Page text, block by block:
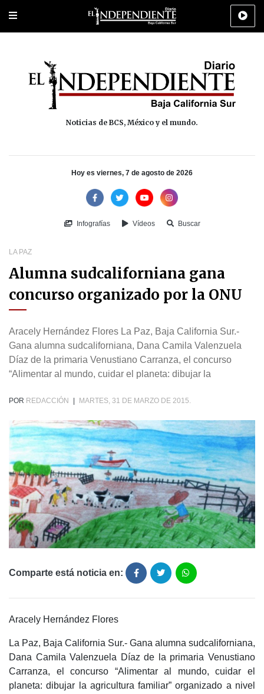
Portada Los Cabos Policiaca Deportes Cultura
Noticias de BCS, México y el mundo.
Hoy es viernes, 7 de agosto de 2026
Infografías Vídeos Buscar
LA PAZ
Alumna sudcaliforniana gana
concurso organizado por la ONU
Aracely Hernández Flores La Paz, Baja California Sur.-
Gana alumna sudcaliforniana, Dana Camila Valenzuela
Díaz de la primaria Venustiano Carranza, el concurso
“Alimentar al mundo, cuidar el planeta: dibujar la
POR REDACCIÓN MARTES, 31 DE MARZO DE 2015.
Comparte está noticia en:
Aracely Hernández Flores
La Paz, Baja California Sur.- Gana alumna sudcaliforniana,
Dana Camila Valenzuela Díaz de la primaria Venustiano
Carranza, el concurso “Alimentar al mundo, cuidar el
planeta: dibujar la agricultura familiar” organizado a nivel